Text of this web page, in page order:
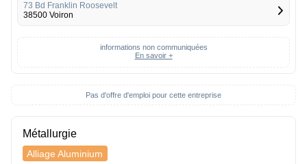
Pas d'offre d'emploi pour cette entreprise
73 Bd Franklin Roosevelt
38500 Voiron
informations non communiquées
En savoir +
Métallurgie
Alliage Aluminium